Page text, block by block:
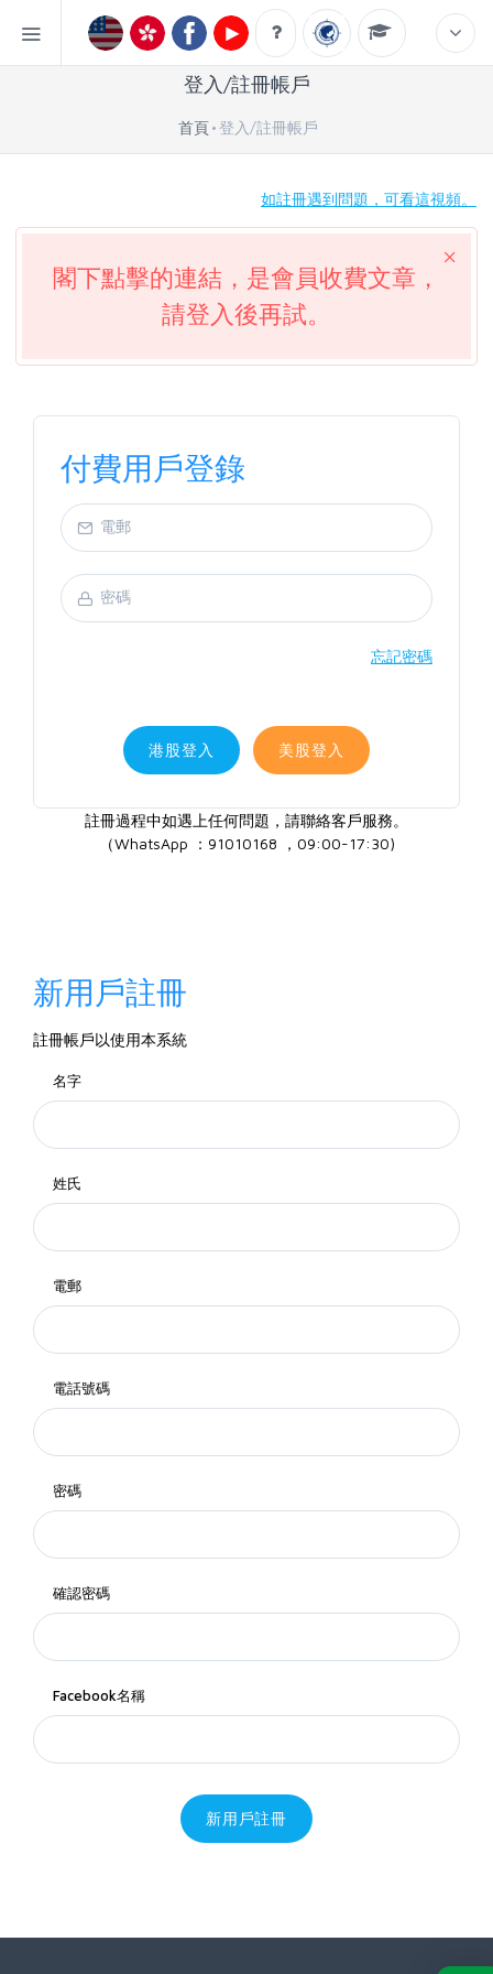
登入/註冊帳戶
首頁 登入/註冊帳戶
如註冊遇到問題，可看這視頻。
閣下點擊的連結，是會員收費文章，
請登入後再試。
付費用戶登錄
忘記密碼
港股登入 美股登入
註冊過程中如遇上任何問題，請聯絡客戶服務。
（WhatsApp ：91010168 ，09:00-17:30)
新用戶註冊
註冊帳戶以使用本系統
名字
姓氏
電郵
電話號碼
密碼
確認密碼
Facebook名稱
新用戶註冊